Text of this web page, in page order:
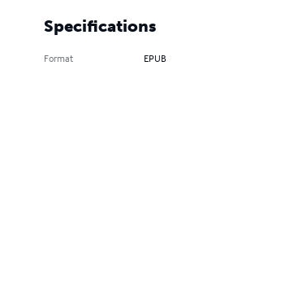
Specifications
Format EPUB